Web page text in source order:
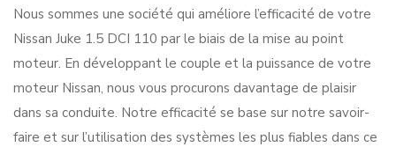
Nous sommes une société qui améliore l’efficacité de votre
Nissan Juke 1.5 DCI 110 par le biais de la mise au point
moteur. En développant le couple et la puissance de votre
moteur Nissan, nous vous procurons davantage de plaisir
dans sa conduite. Notre efficacité se base sur notre savoir-
faire et sur l’utilisation des systèmes les plus fiables dans ce